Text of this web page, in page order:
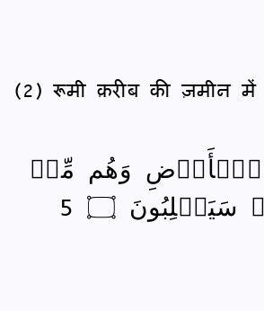
(2) रूमी क़रीब की ज़मीन में
ٱلۡأَرۡضِ وَهُم مِّنۢ
5